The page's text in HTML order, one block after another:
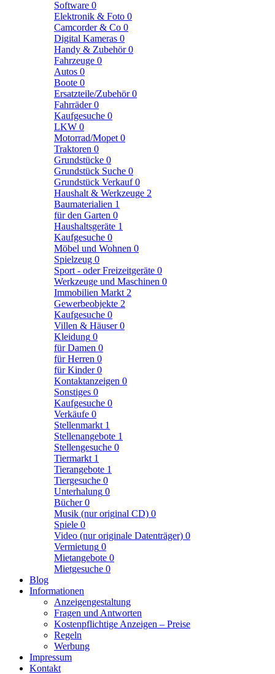
Software 0
Elektronik & Foto 0
Camcorder & Co 0
Digital Kameras 0
Handy & Zubehör0
Fahrzeuge 0
Autos 0
Boote 0
Ersatzteile/Zubehör0
Fahrräder0
Kaufgesuche 0
LKW 0
Motorrad/Mopet 0
Traktoren 0
Grundstücke 0
Grundstück Suche 0
Grundstück Verkauf0
Haushalt & Werkzeuge 2
Baumaterialien 1
für den Garten 0
Haushaltsgeräte 1
Kaufgesuche 0
Möbel und Wohnen 0
Spielzeug 0
Sport - oder Freizeitgeräte 0
Werkzeuge und Maschinen 0
Immobilien Markt 2
Gewerbeobjekte 2
Kaufgesuche 0
Villen & Häuser0
Kleidung 0
für Damen 0
für Herren 0
für Kinder0
Kontaktanzeigen 0
Sonstiges 0
Kaufgesuche 0
Verkäufe 0
Stellenmarkt 1
Stellenangebote 1
Stellengesuche 0
Tiermarkt 1
Tierangebote 1
Tiergesuche 0
Unterhalung 0
Bücher0
Musik (nur original CD) 0
Spiele 0
Video (nur originale Datenträger) 0
Vermietung 0
Mietangebote 0
Mietgesuche 0
Blog
Informationen
Anzeigengestaltung
Fragen und Antworten
Kostenpflichtige Anzeigen – Preise
Regeln
Werbung
Impressum
Kontakt